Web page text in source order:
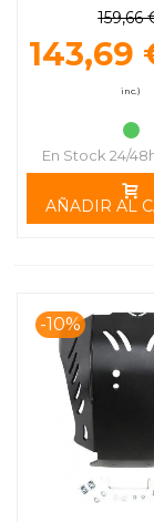
MOOSE
159,66
143,69
inc.)
En Stock 24/
AÑADIR AL
-10%